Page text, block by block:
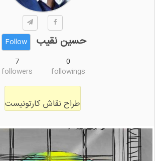
حسین نقیب
Follow
0
followings
7
followers
طراح نقاش کارتونیست